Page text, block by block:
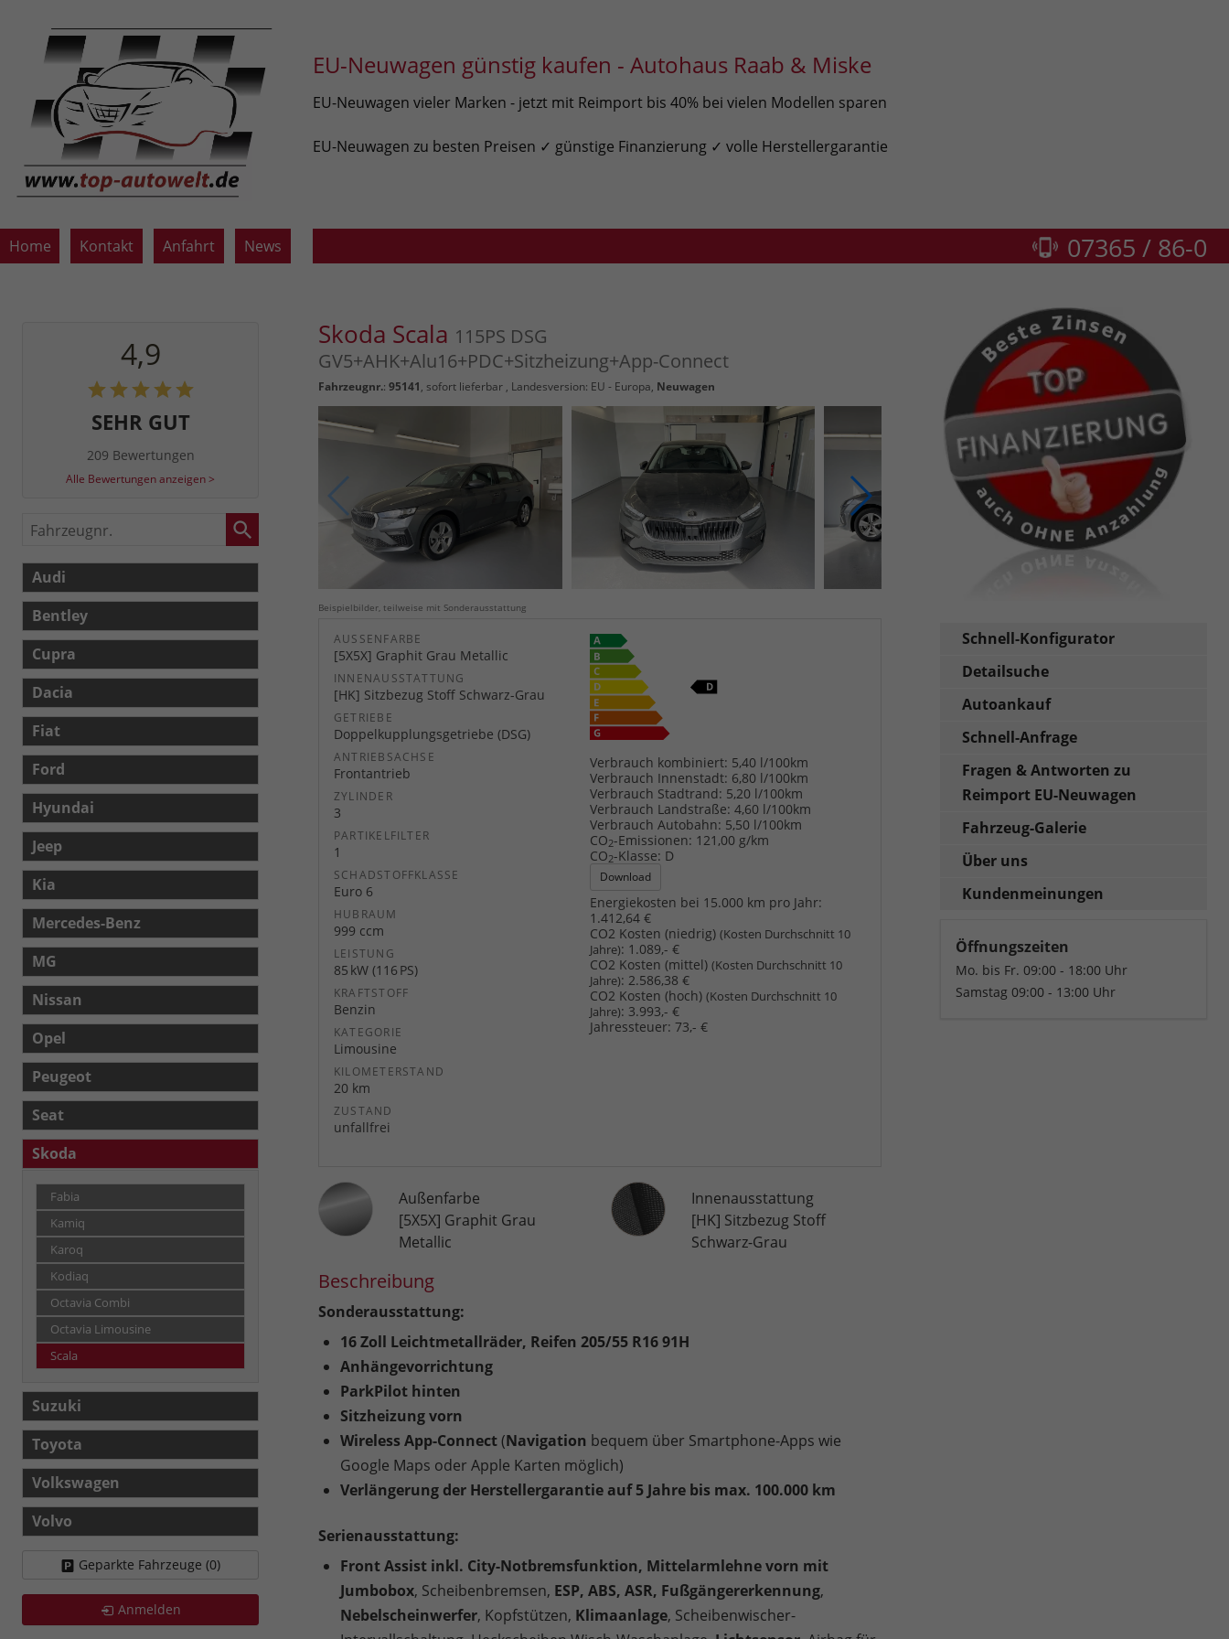
EU-Neuwagen günstig kaufen - Autohaus Raab & Miske
EU-Neuwagen vieler Marken - jetzt mit Reimport bis 40% bei vielen Modellen sparen
EU-Neuwagen zu besten Preisen ✓ günstige Finanzierung ✓ volle Herstellergarantie
Home Kontakt Anfahrt News 07365 / 86-0
Skoda Scala 115PS DSG
GV5+AHK+Alu16+PDC+Sitzheizung+App-Connect
Fahrzeugnr.: 95141, sofort lieferbar, Landesversion: EU - Europa, Neuwagen
Beispielbilder, teilweise mit Sonderausstattung
AUSSENFARBE
[5X5X] Graphit Grau Metallic
INNENAUSSTATTUNG
[HK] Sitzbezug Stoff Schwarz-Grau
GETRIEBE
Doppelkupplungsgetriebe (DSG)
ANTRIEBSACHSE
Frontantrieb
ZYLINDER
3
PARTIKELFILTER
1
SCHADSTOFFKLASSE
Euro 6
HUBRAUM
999 ccm
LEISTUNG
85 kW (116 PS)
KRAFTSTOFF
Benzin
KATEGORIE
Limousine
KILOMETERSTAND
20 km
ZUSTAND
unfallfrei
Verbrauch kombiniert: 5,40 l/100km
Verbrauch Innenstadt: 6,80 l/100km
Verbrauch Stadtrand: 5,20 l/100km
Verbrauch Landstraße: 4,60 l/100km
Verbrauch Autobahn: 5,50 l/100km
CO2-Emissionen: 121,00 g/km
CO2-Klasse: D
Download
Energiekosten bei 15.000 km pro Jahr:
1.412,64 €
CO2 Kosten (niedrig)(Kosten Durchschnitt 10
Jahre): 1.089,- €
CO2 Kosten (mittel)(Kosten Durchschnitt 10
Jahre): 2.586,38 €
CO2 Kosten (hoch)(Kosten Durchschnitt 10
Jahre): 3.993,- €
Jahressteuer: 73,- €
Außenfarbe
[5X5X] Graphit Grau
Metallic
InnenausstattungInnenausstattung
[HK] Sitzbezug Stoff
Schwarz-Grau
Beschreibung
Sonderausstattung:
16 Zoll Leichtmetallräder, Reifen 205/55 R16 91H
Anhängevorrichtung
ParkPilot hinten
Sitzheizung vorn
Wireless App-Connect(Navigation bequem über Smartphone-Apps wie
Google Maps oder Apple Karten möglich)
Verlängerung der Herstellergarantie auf 5 Jahre bis max. 100.000 km
Serienausstattung:
Front Assist inkl. City-Notbremsfunktion, Mittelarmlehne vorn mit
Jumbobox, Scheibenbremsen, ESP, ABS, ASR, Fußgängererkennung,
Nebelscheinwerfer, Kopfstützen, Klimaanlage, Scheibenwischer-
4,9
SEHR GUT
209 Bewertungen
Alle Bewertungen anzeigen >
Fahrzeugnr.
Audi
Bentley
Cupra
Dacia
Fiat
Ford
Hyundai
Jeep
Kia
Mercedes-Benz
MG
Nissan
Opel
Peugeot
Seat
Skoda
Fabia
Kamiq
Karoq
Kodiaq
Octavia Combi
Octavia Limousine
Scala
Suzuki
Toyota
Volkswagen
Volvo
Geparkte Fahrzeuge (0)
Anmelden
Schnell-Konfigurator
Detailsuche
Autoankauf
Schnell-Anfrage
Fragen & Antworten zu
Reimport EU-Neuwagen
Fahrzeug-Galerie
Über uns
Kundenmeinungen
Öffnungszeiten
Mo. bis Fr. 09:00 - 18:00 Uhr
Samstag 09:00 - 13:00 Uhr